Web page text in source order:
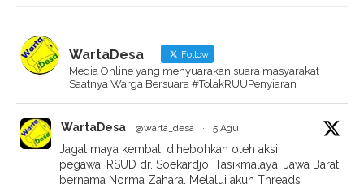
WartaDesa Follow
Media Online yang menyuarakan suara masyarakat
Saatnya Warga Bersuara #TolakRUUPenyiaran
WartaDesa @warta_desa · 5 Agu
Jagat maya kembali dihebohkan oleh aksi
pegawai RSUD dr. Soekardjo, Tasikmalaya, Jawa Barat,
bernama Norma Zahara. Melalui akun Threads